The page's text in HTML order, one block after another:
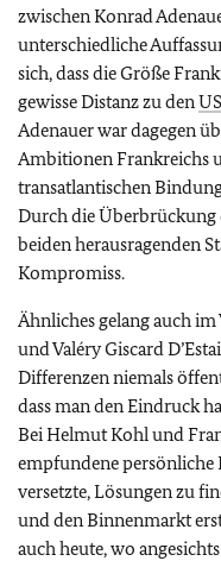
zwischen Konrad
unterschiedliche
sich, dass die Größe
gewisse Distanz zu den
Adenauer war dagegen
Ambitionen Frankreichs
transatlantischen
Durch die Überbrückung
beiden herausragenden
Kompromiss.
Ähnliches gelang auch
und Valéry Giscard
Differenzen niemals
dass man den Eindruck
Bei Helmut Kohl und
empfundene persönliche
versetzte, Lösungen zu
und den Binnenmarkt
auch heute, wo